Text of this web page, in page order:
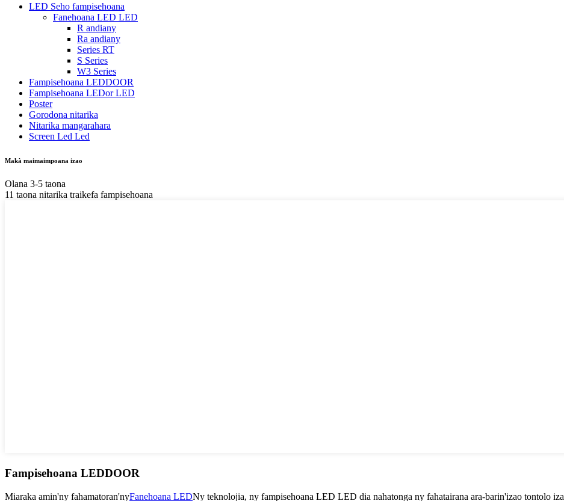
LED Seho fampisehoana
Fanehoana LED LED
R andiany
Ra andiany
Series RT
S Series
W3 Series
Fampisehoana LEDDOOR
Fampisehoana LEDor LED
Poster
Gorodona nitarika
Nitarika mangarahara
Screen Led Led
Makà maimaimpoana izao
Olana 3-5 taona
11 taona nitarika traikefa fampisehoana
Fampisehoana LEDDOOR
Miaraka amin'ny fahamatoran'nyFanehoana LEDNy teknolojia, ny fampisehoana LED LED dia nahatonga ny fahatairana ara-barin'izao tontolo